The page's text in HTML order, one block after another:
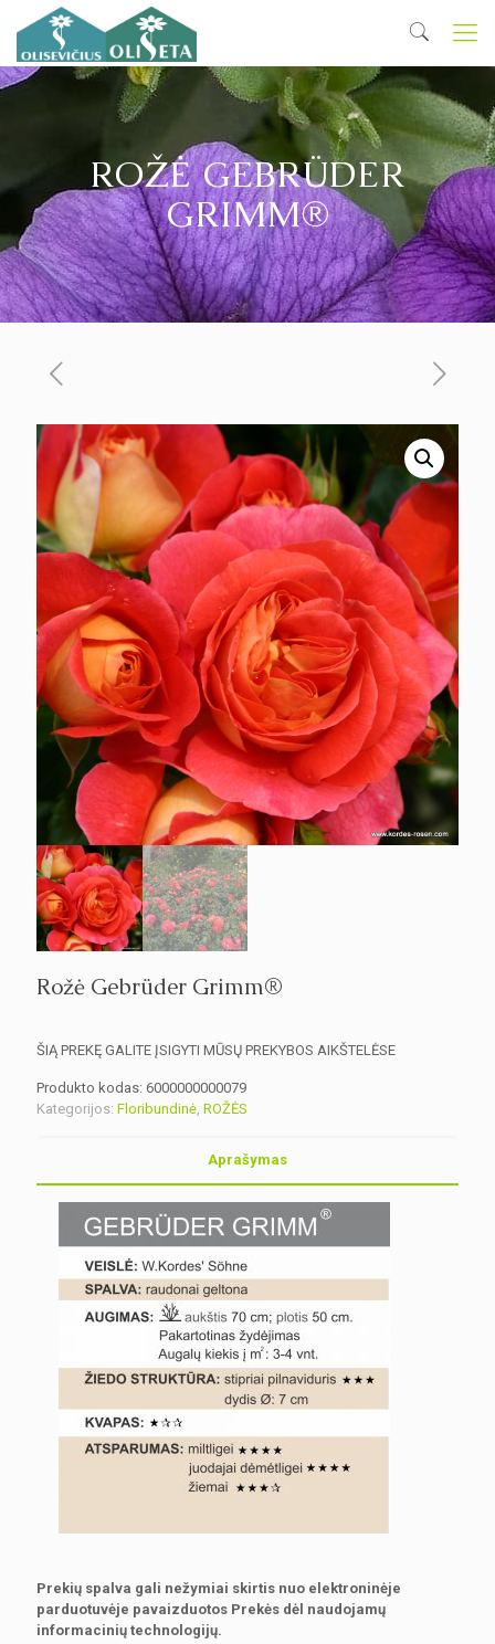
ROŽĖ GEBRÜDER
GRIMM®
Rožė Gebrüder Grimm®
ŠIĄ PREKĘ GALITE ĮSIGYTI MŪSŲ PREKYBOS AIKŠTELĖSE
Produkto kodas: 6000000000079
Kategorijos: Floribundinė ROŽĖS
Aprašymas
Prekių spalva gali nežymiai skirtis nuo elektroninėje
parduotuvėje pavaizduotos Prekės dėl naudojamų
informacinių technologijų.